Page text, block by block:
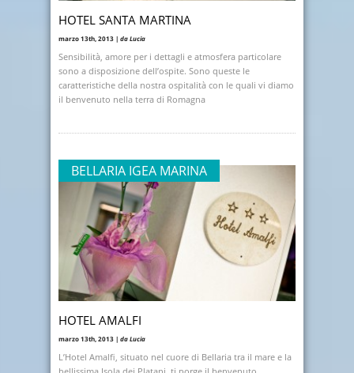
HOTEL SANTA MARTINA
marzo 13th, 2013 | da Lucia
Sensibilità, amore per i dettagli e atmosfera particolare
sono a disposizione dell’ospite. Sono queste le
caratteristiche della nostra ospitalità con le quali vi diamo
il benvenuto nella terra di Romagna
BELLARIA IGEA MARINA
HOTEL AMALFI
marzo 13th, 2013 | da Lucia
L’Hotel Amalfi, situato nel cuore di Bellaria tra il mare e la